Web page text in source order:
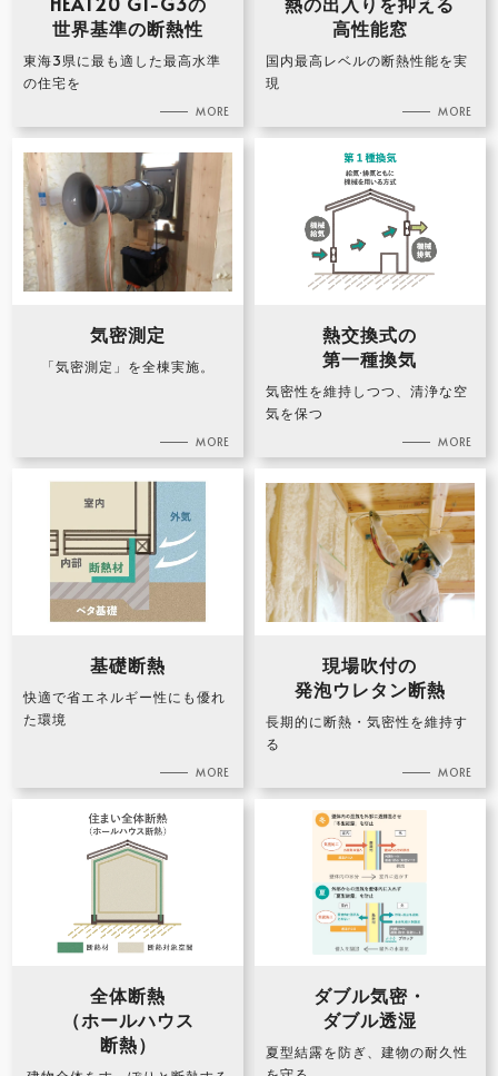
世界基準の断熱性
東海3県に最も適した最高水準
の住宅を
高性能窓
国内最高レベルの断熱性能を実
現
気密測定
「気密測定」を全棟実施。
熱交換式の
第一種換気
気密性を維持しつつ、清浄な空
気を保つ
基礎断熱
快適で省エネルギー性にも優れ
た環境
現場吹付の
発泡ウレタン断熱
長期的に断熱・気密性を維持す
る
全体断熱
（ホールハウス
断熱）
ダブル気密・
ダブル透湿
夏型結露を防ぎ、建物の耐久性